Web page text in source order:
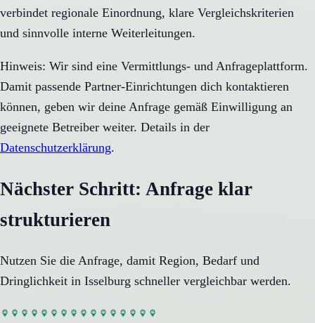
verbindet regionale Einordnung, klare Vergleichskriterien
und sinnvolle interne Weiterleitungen.
Hinweis: Wir sind eine Vermittlungs- und Anfrageplattform.
Damit passende Partner-Einrichtungen dich kontaktieren
können, geben wir deine Anfrage gemäß Einwilligung an
geeignete Betreiber weiter. Details in der
Datenschutzerklärung.
Nächster Schritt: Anfrage klar
strukturieren
Nutzen Sie die Anfrage, damit Region, Bedarf und
Dringlichkeit in Isselburg schneller vergleichbar werden.